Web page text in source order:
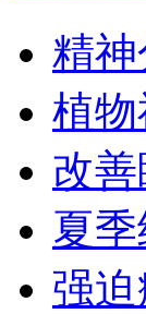
精
植
改
夏
强